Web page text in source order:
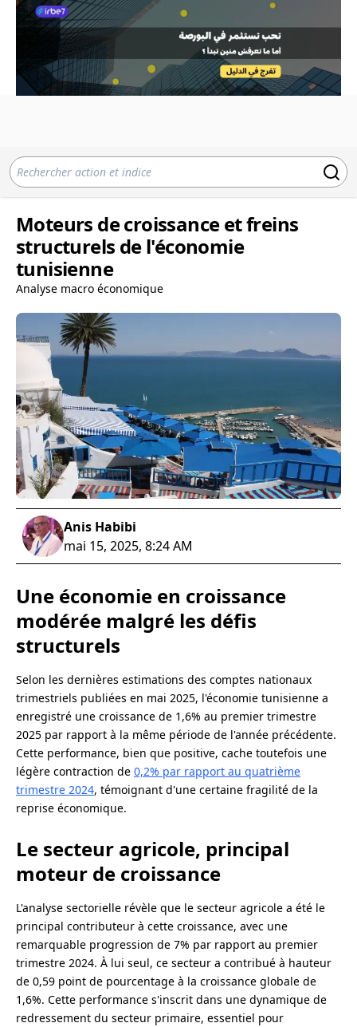
Moteurs de croissance et freins
structurels de l'économie
tunisienne
Analyse macro économique
Anis Habibi
mai 15, 2025, 8:24 AM
Une économie en croissance
modérée malgré les défis
structurels
Selon les dernières estimations des comptes nationaux
trimestriels publiées en mai 2025, l'économie tunisienne a
enregistré une croissance de 1,6% au premier trimestre
2025 par rapport à la même période de l'année précédente.
Cette performance, bien que positive, cache toutefois une
légère contraction de 0,2% par rapport au quatrième
trimestre 2024, témoignant d'une certaine fragilité de la
reprise économique.
Le secteur agricole, principal
moteur de croissance
L'analyse sectorielle révèle que le secteur agricole a été le
principal contributeur à cette croissance, avec une
remarquable progression de 7% par rapport au premier
trimestre 2024. À lui seul, ce secteur a contribué à hauteur
de 0,59 point de pourcentage à la croissance globale de
1,6%. Cette performance s'inscrit dans une dynamique de
redressement du secteur primaire, essentiel pour